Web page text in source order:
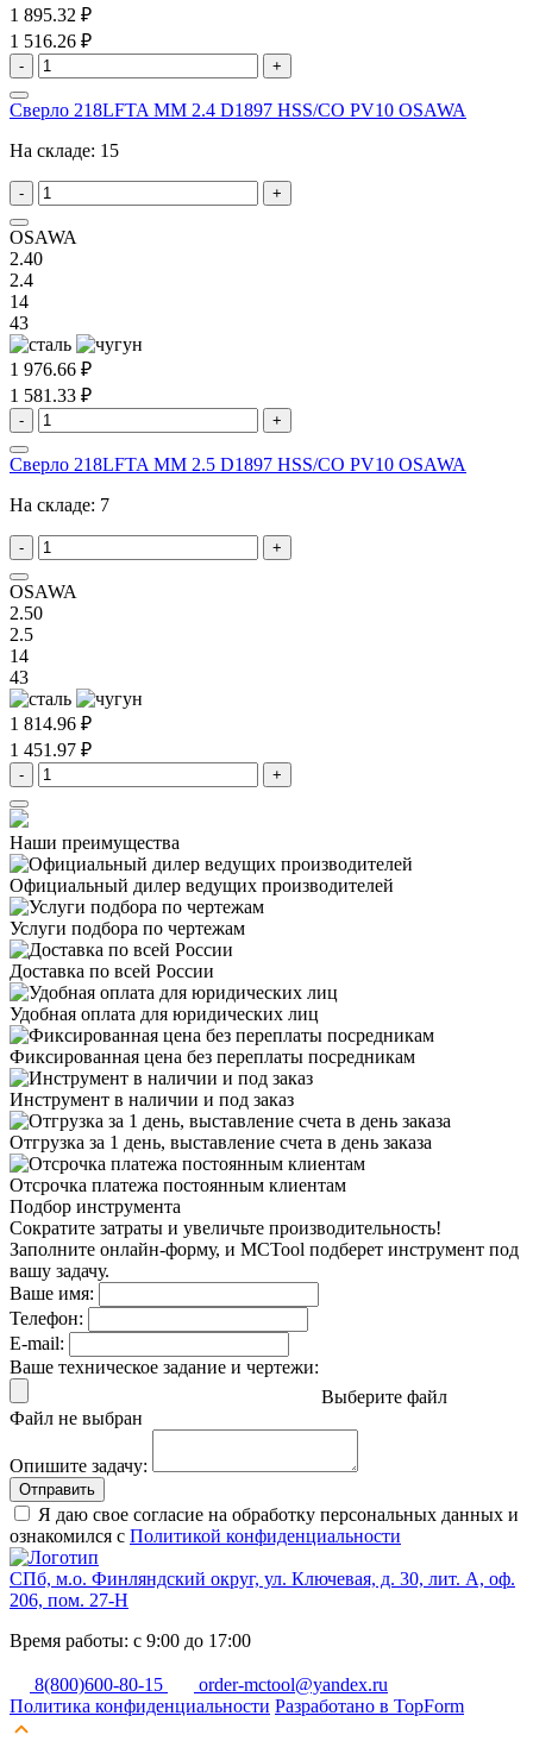
1 895.32 ₽
1 516.26 ₽
- +
Сверло 218LFTA MM 2.4 D1897 HSS/CO PV10 OSAWA
На складе: 15
- +
OSAWA
2.40
2.4
14
43
1 976.66 ₽
1 581.33 ₽
- +
Сверло 218LFTA MM 2.5 D1897 HSS/CO PV10 OSAWA
На складе: 7
- +
OSAWA
2.50
2.5
14
43
1 814.96 ₽
1 451.97 ₽
- +
Наши преимущества
Официальный дилер ведущих производителей
Услуги подбора по чертежам
Доставка по всей России
Удобная оплата для юридических лиц
Фиксированная цена без переплаты посредникам
Инструмент в наличии и под заказ
Отгрузка за 1 день, выставление счета в день заказа
Отсрочка платежа постоянным клиентам
Подбор инструмента
Сократите затраты и увеличьте производительность!
Заполните онлайн-форму, и MCTool подберет инструмент под
вашу задачу.
Ваше имя:
Телефон:
E-mail:
Ваше техническое задание и чертежи:
Выберите файл
Файл не выбран
Опишите задачу:
Отправить
Я даю свое согласие на обработку персональных данных и
ознакомился с Политикой конфиденциальности
СПб, м.о. Финляндский округ, ул. Ключевая, д. 30, лит. А, оф.
206, пом. 27-Н
Время работы: с 9:00 до 17:00
8(800)600-80-15
order-mctool@yandex.ru
Политика конфиденциальности Разработано в TopForm